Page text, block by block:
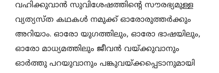
വഹിക്കുവാന്‍ സുവിശേഷത്തിന്റെ സൗരഭ്യമുള്ള
വ്യത്യസ്ത കഥകള്‍ നമുക്ക് ഓരോരുത്തര്‍ക്കും
അറിയാം. ഓരോ യുഗത്തിലും, ഓരോ ഭാഷയിലും,
ഓരോ മാധ്യമത്തിലും ജീവന്‍ വയ്ക്കുവാനും
ഓര്‍ത്തു പറയുവാനും പങ്കുവയ്ക്കപ്പെടാനുമായി